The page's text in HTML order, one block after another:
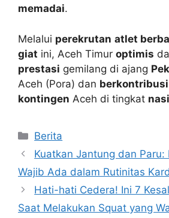
memadai.
Melalui perekrutan atlet
giat ini, Aceh Timur optimis
prestasi gemilang di ajang
Aceh (Pora) dan berkontribusi
kontingen Aceh di tingkat
Kategori
Berita
Kuatkan Jantung dan Paru:
Wajib Ada dalam Rutinitas
Hati-hati Cedera! Ini 7
Saat Melakukan Squat yang